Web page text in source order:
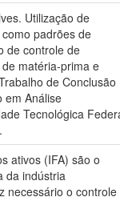
Utilização de
padrões de
de controle de
matéria-prima e
de Conclusão
em Análise
Tecnológica
ativos (IFA) são o
da indústria
necessário o controle